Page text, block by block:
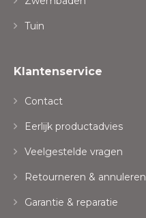
Tuin
Klantenservice
Contact
Eerlijk productadvies
Veelgestelde vragen
Retourneren & annuleren
Garantie & reparatie